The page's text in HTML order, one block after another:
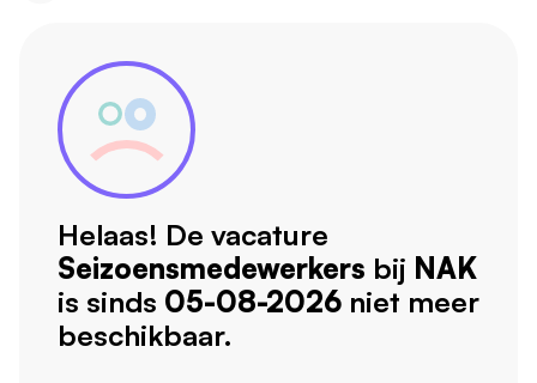
Helaas! De vacature
Seizoensmedewerkers bij NAK
is sinds 05-08-2026 niet meer
beschikbaar.